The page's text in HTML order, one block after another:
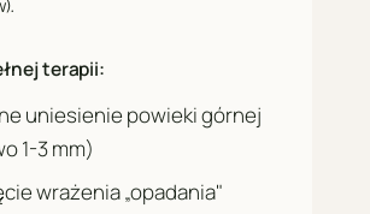
terapii:
uniesienie powieki górnej
1-3 mm)
wrażenia „opadania"